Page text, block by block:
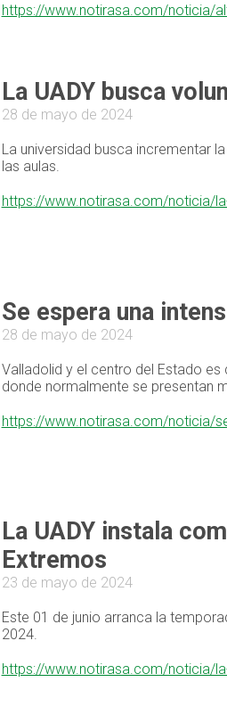
https://www.notirasa.com/noticia/
La UADY busca
28 de mayo de 2024
La universidad busca incrementar
las aulas.
https://www.notirasa.com/noticia/
Se espera una
28 de mayo de 2024
Valladolid y el centro del Estado
donde normalmente se presentan
https://www.notirasa.com/noticia/
La UADY instala
Extremos
23 de mayo de 2024
Este 01 de junio arranca la
2024.
https://www.notirasa.com/noticia/